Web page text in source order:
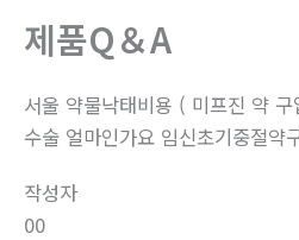
제품Q＆A
서울 약물낙태비용 ( 미프진 약
수술 얼마인가요 임신초기중절약
작성자
00